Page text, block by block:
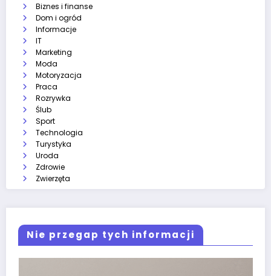
Biznes i finanse
Dom i ogród
Informacje
IT
Marketing
Moda
Motoryzacja
Praca
Rozrywka
Ślub
Sport
Technologia
Turystyka
Uroda
Zdrowie
Zwierzęta
Nie przegap tych informacji